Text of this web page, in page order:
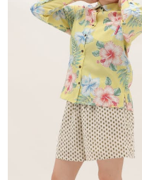
M
在庫数1
L
在庫数
S
在庫数